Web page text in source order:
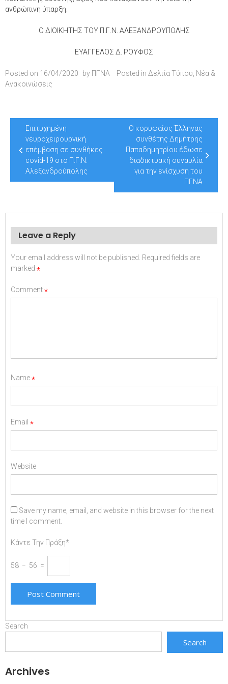
ανθρώπινη ύπαρξη.
Ο ΔΙΟΙΚΗΤΗΣ ΤΟΥ Π.Γ.Ν. ΑΛΕΞΑΝΔΡΟΥΠΟΛΗΣ
ΕΥΑΓΓΕΛΟΣ Δ. ΡΟΥΦΟΣ
Posted on 16/04/2020 by ΠΓΝΑ Posted in Δελτία Τύπου, Νέα &
Ανακοινώσεις
Post
navigation
Επιτυχημένη
νευροχειρουργική
επέμβαση σε συνθήκες
covid-19 στο Π.Γ.Ν.
Αλεξανδρούπολης
O κορυφαίος Έλληνας
συνθέτης Δημήτρης
Παπαδημητρίου έδωσε
διαδικτυακή συναυλία
για την ενίσχυση του
ΠΓΝΑ
Leave a Reply
Your email address will not be published.
Required fields are
marked *
Comment*
Name*
Email *
Website
Save my name, email, and website in this browser for the next
time I comment.
Κάντε Την Πράξη*
58 − 56 =
Search
Search
Archives